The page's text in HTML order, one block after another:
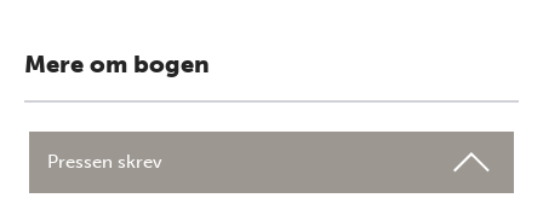
Mere om bogen
Pressen skrev